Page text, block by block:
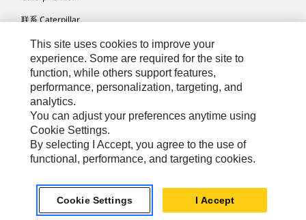
联系 Caterpillar
我的营销首选项
站点地图
Cookie Settings
法律
隐私
Africa, Middle East ‧ Chinese© 2026 Caterpillar. 保留所有权利
This site uses cookies to improve your
experience. Some are required for the site to
function, while others support features,
performance, personalization, targeting, and
analytics.
You can adjust your preferences anytime using
Cookie Settings.
By selecting I Accept, you agree to the use of
functional, performance, and targeting cookies.
Cookie Settings I Accept